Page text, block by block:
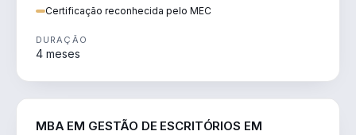
Certificação reconhecida pelo MEC
DURAÇÃO
4 meses
MBA EM GESTÃO DE ESCRITÓRIOS EM